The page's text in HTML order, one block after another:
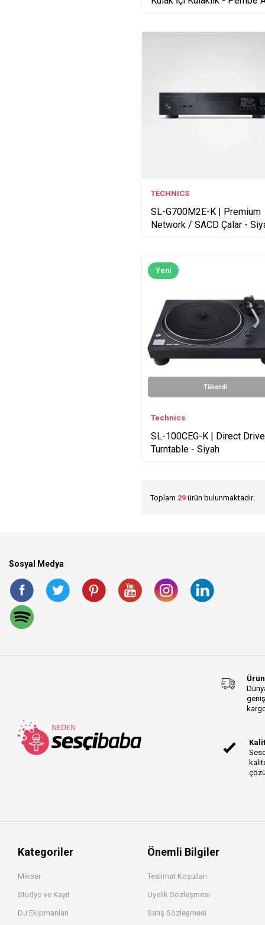
TECHNICS
SL-G700M2E-K | Premium
Network / SACD Çalar -
Yeni
Tükendi
Technics
SL-100CEG-K | Direct Drive
Turntable - Siyah
Toplam 29 ürün bulunmaktadır.
Sosyal Medya
Kategoriler
Mikser
Stüdyo ve Kayıt
DJ Ekipmanları
Önemli Bilgiler
Teslimat Koşulları
Üyelik Sözleşmesi
Satış Sözleşmesi